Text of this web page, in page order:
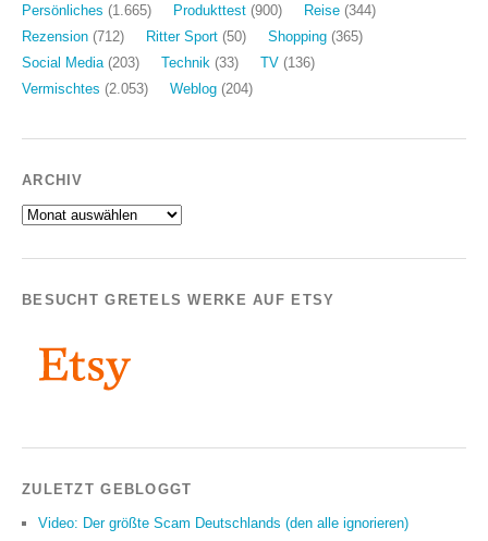
Persönliches (1.665) Produkttest (900) Reise (344)
Rezension (712) Ritter Sport (50) Shopping (365)
Social Media (203) Technik (33) TV (136)
Vermischtes (2.053) Weblog (204)
ARCHIV
Archiv
BESUCHT GRETELS WERKE AUF ETSY
ZULETZT GEBLOGGT
Video: Der größte Scam Deutschlands (den alle ignorieren)